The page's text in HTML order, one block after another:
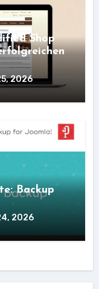
Shop
2026
Backup
2026